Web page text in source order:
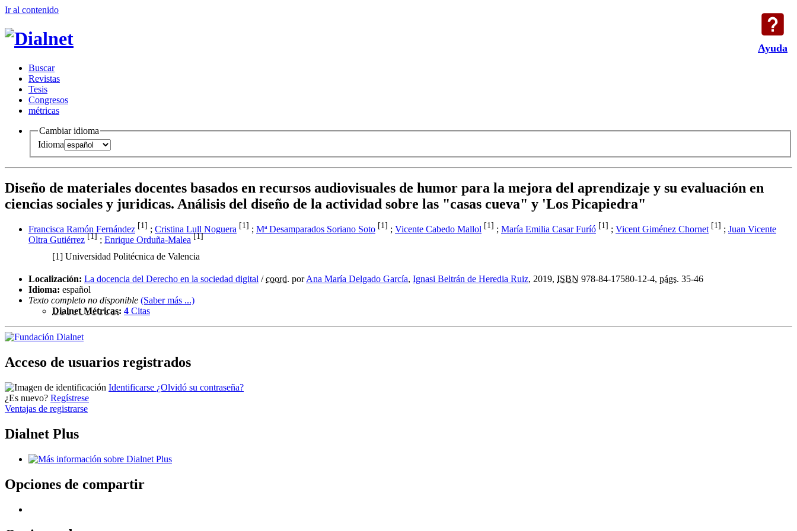
Ayuda
Ir al contenido
Buscar
Revistas
Tesis
Congresos
métricas
Cambiar idioma
Idioma
Diseño de materiales docentes basados en recursos audiovisuales de humor para la mejora del aprendizaje y su evaluación en
ciencias sociales y juridicas. Análisis del diseño de la actividad sobre las "casas cueva" y 'Los Picapiedra"
Francisca Ramón Fernández [1] ; Cristina Lull Noguera [1] ; Mª Desamparados Soriano Soto [1] ; Vicente Cabedo Mallol [1] ; María Emilia Casar Furíó [1] ; Vicent Giménez Chornet [1] ; Juan Vicente
Oltra Gutiérrez [1]; Enrique Orduña-Malea [1]
[1] Universidad Politécnica de Valencia
Localización: La docencia del Derecho en la sociedad digital /coord. porAna María Delgado García, Ignasi Beltrán de Heredia Ruiz, 2019, ISBN 978-84-17580-12-4, págs. 35-46
Idioma: español
Texto completo no disponible (Saber más ...)
Dialnet Métricas: 4 Citas
Acceso de usuarios registrados
Identificarse ¿Olvidó su contraseña?
¿Es nuevo? Regístrese
Ventajas de registrarse
Dialnet Plus
Opciones de compartir